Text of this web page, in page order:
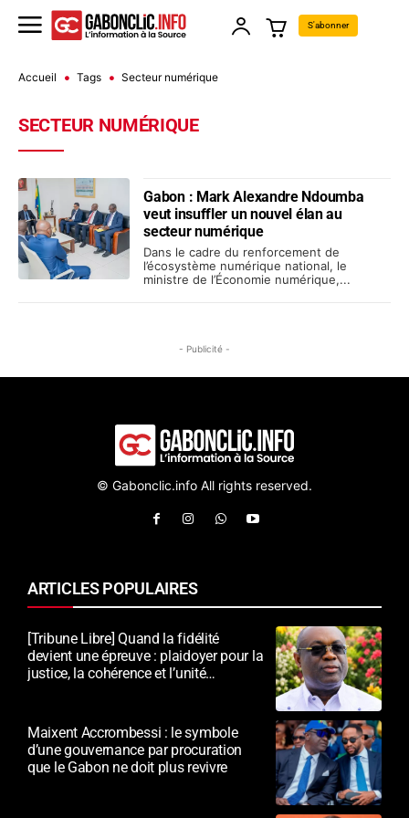
S'abonner
Accueil Tags Secteur numérique
SECTEUR NUMÉRIQUE
Gabon : Mark Alexandre Ndoumba
veut insuffler un nouvel élan au
secteur numérique
Dans le cadre du renforcement de
l’écosystème numérique national, le
ministre de l’Économie numérique,...
- Publicité -
© Gabonclic.info All rights reserved.
ARTICLES POPULAIRES
[Tribune Libre] Quand la fidélité
devient une épreuve : plaidoyer pour la
justice, la cohérence et l’unité
Maixent Accrombessi : le symbole
d’une gouvernance par procuration
que le Gabon ne doit plus revivre